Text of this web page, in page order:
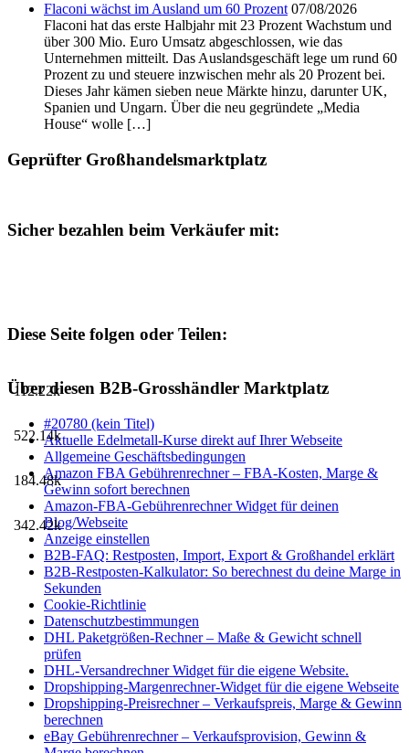
Flaconi wächst im Ausland um 60 Prozent 07/08/2026
Flaconi hat das erste Halbjahr mit 23 Prozent Wachstum und
über 300 Mio. Euro Umsatz abgeschlossen, wie das
Unternehmen mitteilt. Das Auslandsgeschäft lege um rund 60
Prozent zu und steuere inzwischen mehr als 20 Prozent bei.
Dieses Jahr kämen sieben neue Märkte hinzu, darunter UK,
Spanien und Ungarn. Über die neu gegründete „Media
House“ wolle […]
Geprüfter Großhandelsmarktplatz
Sicher bezahlen beim Verkäufer mit:
Diese Seite folgen oder Teilen:
112.22k
522.14k
184.48k
342.42k
Über diesen B2B-Grosshändler Marktplatz
#20780 (kein Titel)
Aktuelle Edelmetall-Kurse direkt auf Ihrer Webseite
Allgemeine Geschäftsbedingungen
Amazon FBA Gebührenrechner – FBA-Kosten, Marge &
Gewinn sofort berechnen
Amazon-FBA-Gebührenrechner Widget für deinen
Blog/Webseite
Anzeige einstellen
B2B-FAQ: Restposten, Import, Export & Großhandel erklärt
B2B-Restposten-Kalkulator: So berechnest du deine Marge in
Sekunden
Cookie-Richtlinie
Datenschutzbestimmungen
DHL Paketgrößen-Rechner – Maße & Gewicht schnell
prüfen
DHL-Versandrechner Widget für die eigene Website.
Dropshipping-Margenrechner-Widget für die eigene Webseite
Dropshipping-Preisrechner – Verkaufspreis, Marge & Gewinn
berechnen
eBay Gebührenrechner – Verkaufsprovision, Gewinn &